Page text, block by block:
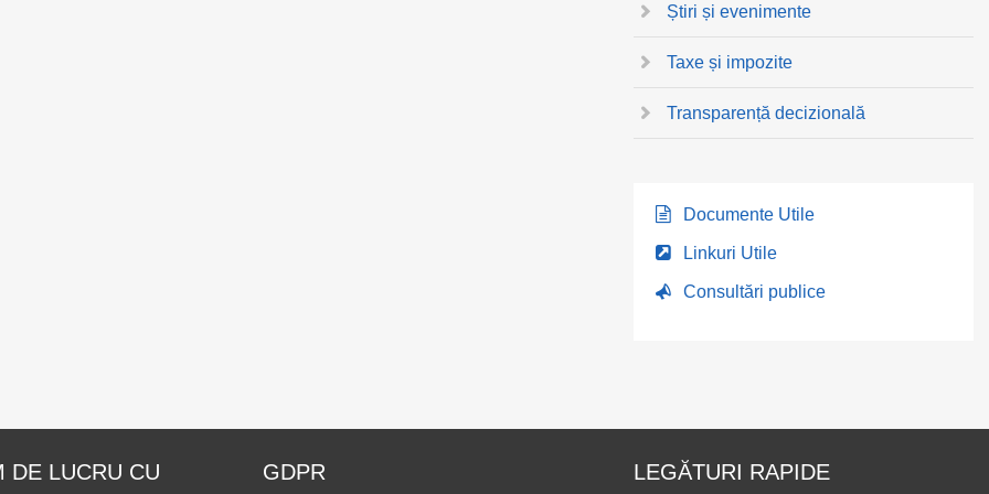
Știri și evenimente
Taxe și impozite
Transparență decizională
Documente Utile
Linkuri Utile
Consultări publice
DE LUCRU CU
GDPR LEGĂTURI RAPIDE